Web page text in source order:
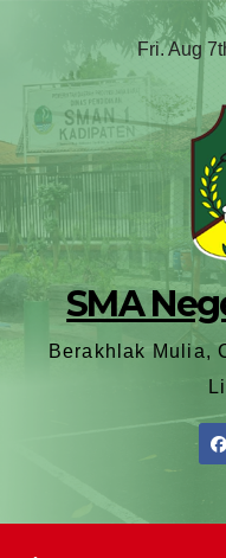
Fri. Aug
SMA
Berakhlak Mulia,